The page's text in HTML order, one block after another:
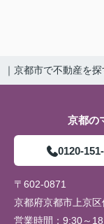
｜京都市で不動産を
京都の
0120-
〒602-0871
京都府京都市上京
営業時間： 9:30～